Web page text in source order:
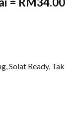
Solat Ready, Tak